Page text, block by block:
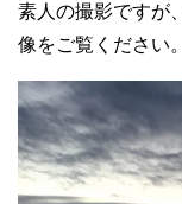
素人の撮影ですが
像をご覧ください。